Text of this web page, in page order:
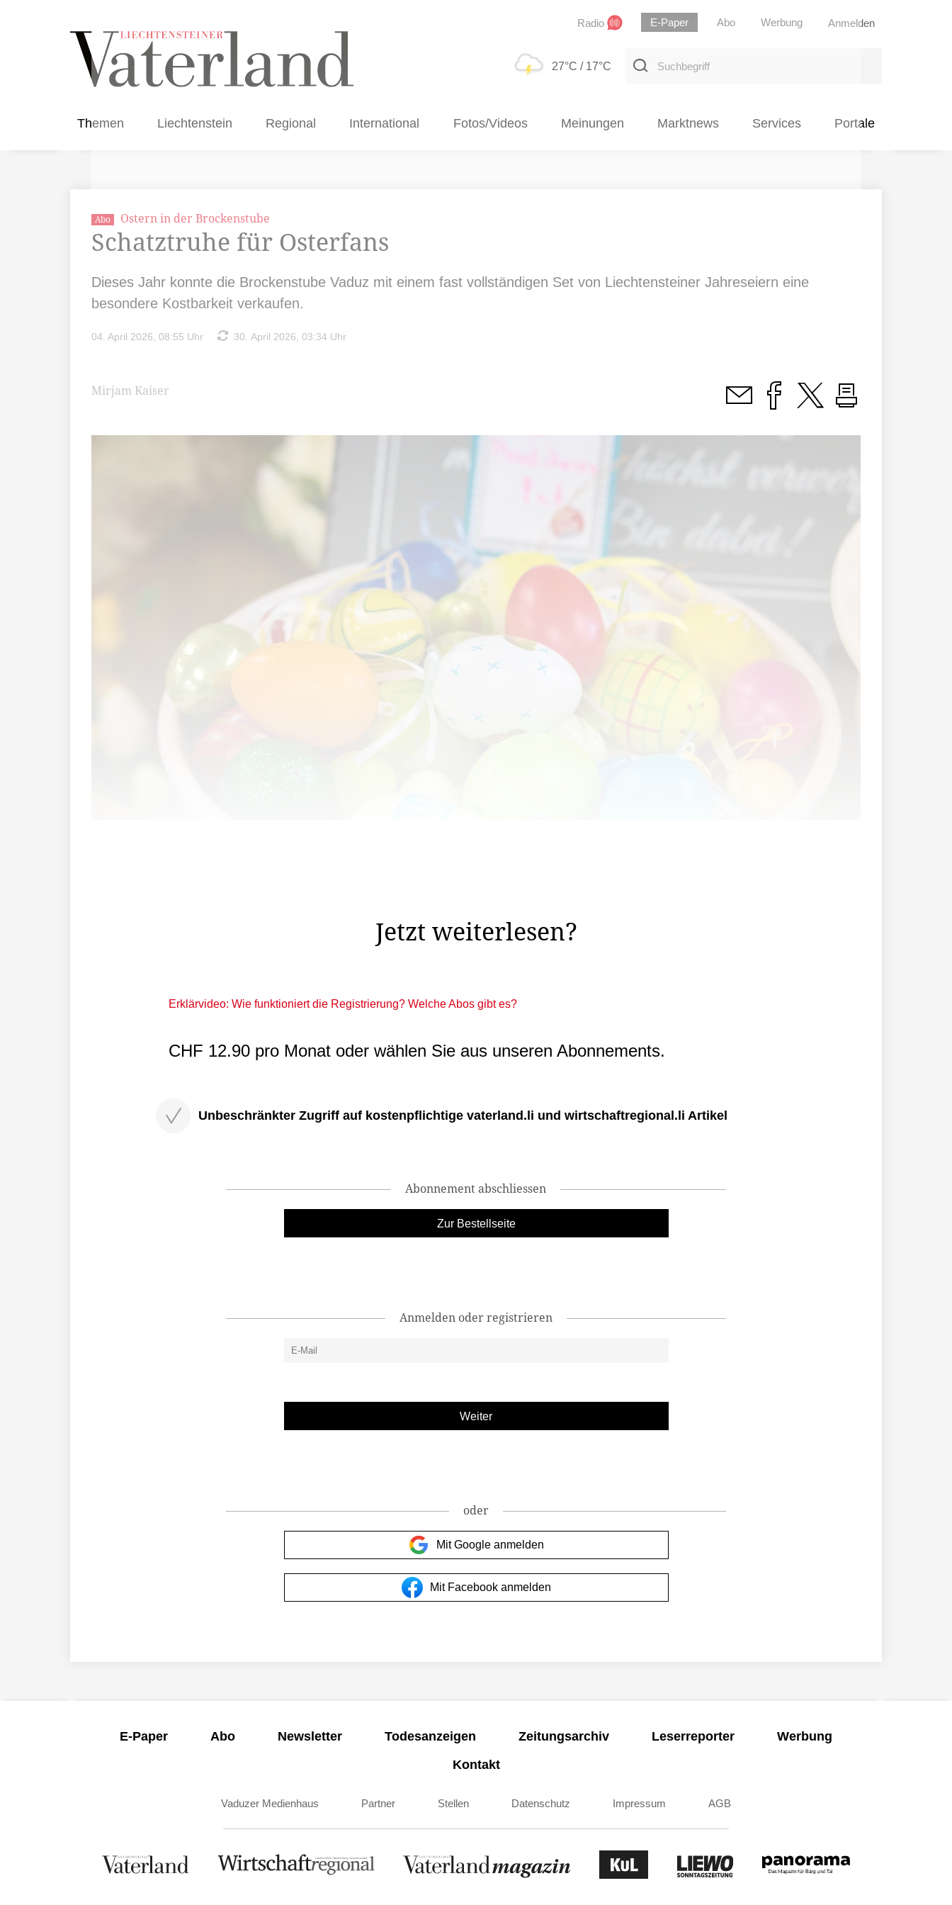
Radio E-Paper Abo Werbung Anmelden
27°C / 17°C
Suchbegriff
Themen Liechtenstein Regional International Fotos/Videos Meinungen Marktnews Services Portale
Abo Ostern in der Brockenstube
Schatztruhe für Osterfans
Dieses Jahr konnte die Brockenstube Vaduz mit einem fast vollständigen Set von Liechtensteiner Jahreseiern eine
besondere Kostbarkeit verkaufen.
04. April 2026, 08:55 Uhr 30. April 2026, 03:34 Uhr
Mirjam Kaiser
Jetzt weiterlesen?
Erklärvideo: Wie funktioniert die Registrierung? Welche Abos gibt es?
CHF 12.90 pro Monat oder wählen Sie aus unseren Abonnements.
Unbeschränkter Zugriff auf kostenpflichtige vaterland.li und wirtschaftregional.li Artikel
Abonnement abschliessen
Zur Bestellseite
Anmelden oder registrieren
oder
Mit Google anmelden
Mit Facebook anmelden
E-Paper Abo Newsletter Todesanzeigen Zeitungsarchiv Leserreporter
Werbung
Kontakt
Vaduzer Medienhaus Partner Stellen Datenschutz Impressum AGB